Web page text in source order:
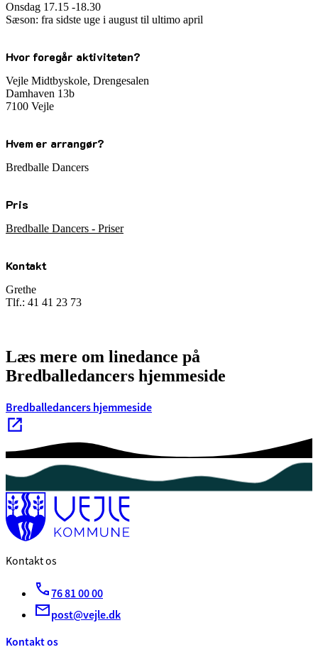
Onsdag 17.15 -18.30
Sæson: fra sidste uge i august til ultimo april
Hvor foregår aktiviteten?
Vejle Midtbyskole, Drengesalen
Damhaven 13b
7100 Vejle
Hvem er arrangør?
Bredballe Dancers
Pris
Bredballe Dancers - Priser
Kontakt
Grethe
Tlf.: 41 41 23 73
Læs mere om linedance på
Bredballedancers hjemmeside
Bredballedancers hjemmeside
Kontakt os
76 81 00 00
post@vejle.dk
Kontakt os